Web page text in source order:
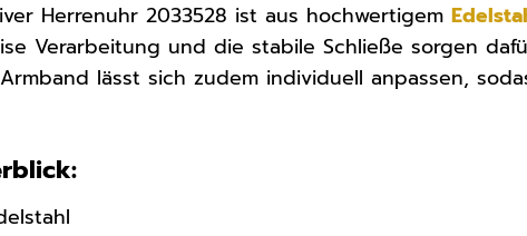
Herrenuhr 2033528 ist aus hochwertigem
Verarbeitung und die stabile Schließe sorgen
lässt sich zudem individuell anpassen,